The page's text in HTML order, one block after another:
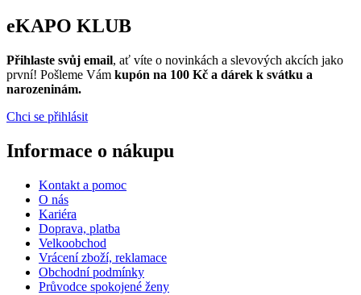
eKAPO KLUB
Přihlaste svůj email, ať víte o novinkách a slevových akcích jako
první! Pošleme Vám kupón na 100 Kč a dárek k svátku a
narozeninám.
Chci se přihlásit
Informace o nákupu
Kontakt a pomoc
O nás
Kariéra
Doprava, platba
Velkoobchod
Vrácení zboží, reklamace
Obchodní podmínky
Průvodce spokojené ženy